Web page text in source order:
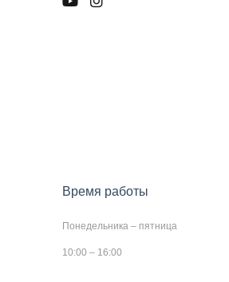
Время работы
Понедельника – пятница
10:00 – 16:00